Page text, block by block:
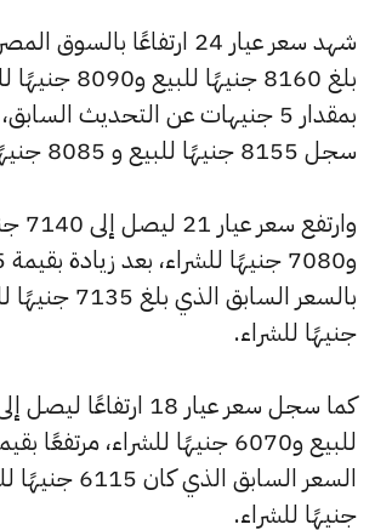
شهد سعر عيار 24 ارتفاعًا
بلغ 8160 جنيهًا
بمقدار 5 جنيهات عن التحديث
سجل 8155 جنيهًا للبيع و 8085 جنيهًا للشراء.
جنيهًا للشراء.
جنيهًا للشراء.